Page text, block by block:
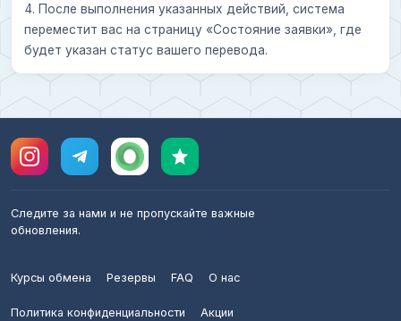
4. После выполнения указанных действий, система
переместит вас на страницу «Состояние заявки», где
будет указан статус вашего перевода.
Следите за нами и не пропускайте важные
обновления.
Курсы обмена Резервы FAQ О нас
Политика конфиденциальности Акции